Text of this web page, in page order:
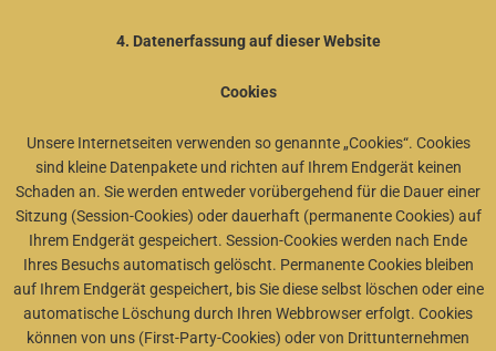
4. Datenerfassung auf dieser Website
Cookies
Unsere Internetseiten verwenden so genannte „Cookies“. Cookies
sind kleine Datenpakete und richten auf Ihrem Endgerät keinen
Schaden an. Sie werden entweder vorübergehend für die Dauer einer
Sitzung (Session-Cookies) oder dauerhaft (permanente Cookies) auf
Ihrem Endgerät gespeichert. Session-Cookies werden nach Ende
Ihres Besuchs automatisch gelöscht. Permanente Cookies bleiben
auf Ihrem Endgerät gespeichert, bis Sie diese selbst löschen oder eine
automatische Löschung durch Ihren Webbrowser erfolgt. Cookies
können von uns (First-Party-Cookies) oder von Drittunternehmen